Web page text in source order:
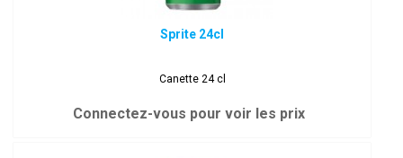
Sprite 24cl
Canette 24 cl
Connectez-vous pour voir les prix